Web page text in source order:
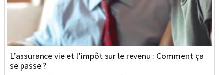
L’assurance vie et l’impôt sur le revenu : Comment ça
se passe ?